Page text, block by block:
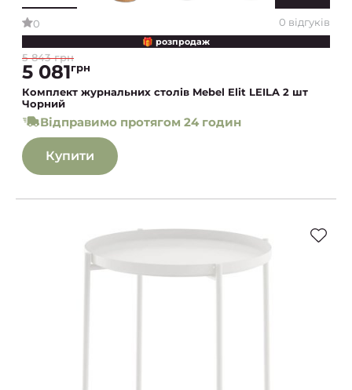
0 0 відгуків
🎁 розпродаж
5 843 грн
5 081грн
Комплект журнальних столів Mebel Elit LEILA 2 шт
Чорний
Відправимо протягом 24 годин
Купити